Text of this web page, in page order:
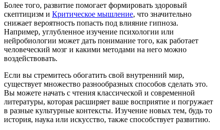
Более того, развитие помогает формировать здоровый
скептицизм и Критическое мышление, что значительно
снижает вероятность попасть под влияние гипноза.
Например, углубленное изучение психологии или
нейробиологии может дать понимание того, как работает
человеческий мозг и какими методами на него можно
воздействовать.
Если вы стремитесь обогатить свой внутренний мир,
существует множество разнообразных способов сделать это.
Вы можете начать с чтения классической и современной
литературы, которая расширяет ваше восприятие и погружает
в разные культурные контексты. Изучение новых тем, будь то
история, наука или искусство, также способствует развитию.